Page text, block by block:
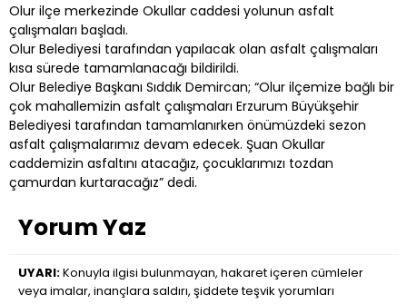
Olur ilçe merkezinde Okullar caddesi yolunun asfalt
çalışmaları başladı.
Olur Belediyesi tarafından yapılacak olan asfalt çalışmaları
kısa sürede tamamlanacağı bildirildi.
Olur Belediye Başkanı Sıddık Demircan; “Olur ilçemize bağlı bir
çok mahallemizin asfalt çalışmaları Erzurum Büyükşehir
Belediyesi tarafından tamamlanırken önümüzdeki sezon
asfalt çalışmalarımız devam edecek. Şuan Okullar
caddemizin asfaltını atacağız, çocuklarımızı tozdan
çamurdan kurtaracağız” dedi.
Yorum Yaz
UYARI:Konuyla ilgisi bulunmayan, hakaret içeren cümleler
veya imalar, inançlara saldırı, şiddete teşvik yorumları